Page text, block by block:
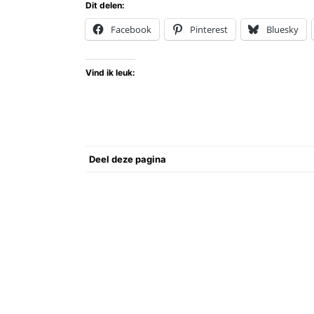
Dit delen:
Facebook Pinterest Bluesky
Vind ik leuk:
Deel deze pagina